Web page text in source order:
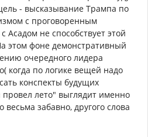
- высказывание Трампа по
с проговоренным
Асадом не способствует этой
этом фоне демонстративный
очередного лидера
когда по логике вещей надо
конспекты будущих
лето" выглядит именно
весьма забавно, другого слова